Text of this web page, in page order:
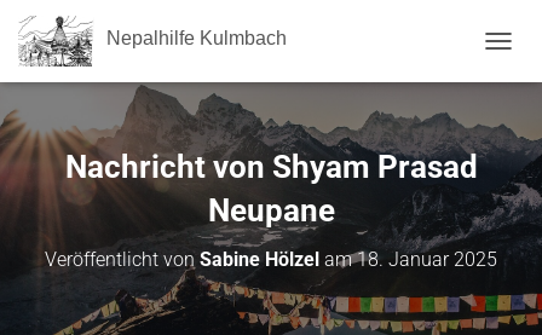
Nepalhilfe Kulmbach
Nachricht von Shyam Prasad
Neupane
Veröffentlicht von Sabine Hölzel am18. Januar 2025